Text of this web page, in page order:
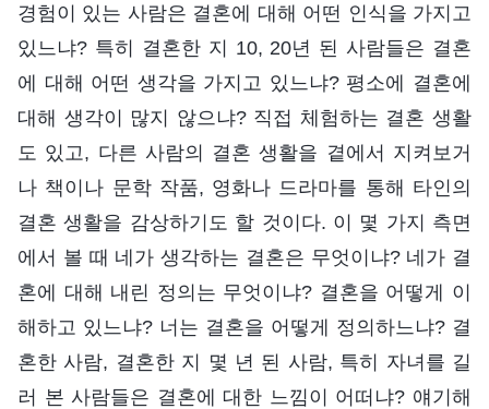
경험이 있는 사람은 결혼에 대해 어떤 인식을 가지고
있느냐? 특히 결혼한 지 10, 20년 된 사람들은 결혼
에 대해 어떤 생각을 가지고 있느냐? 평소에 결혼에
대해 생각이 많지 않으냐? 직접 체험하는 결혼 생활
도 있고, 다른 사람의 결혼 생활을 곁에서 지켜보거
나 책이나 문학 작품, 영화나 드라마를 통해 타인의
결혼 생활을 감상하기도 할 것이다. 이 몇 가지 측면
에서 볼 때 네가 생각하는 결혼은 무엇이냐? 네가 결
혼에 대해 내린 정의는 무엇이냐? 결혼을 어떻게 이
해하고 있느냐? 너는 결혼을 어떻게 정의하느냐? 결
혼한 사람, 결혼한 지 몇 년 된 사람, 특히 자녀를 길
러 본 사람들은 결혼에 대한 느낌이 어떠냐? 얘기해